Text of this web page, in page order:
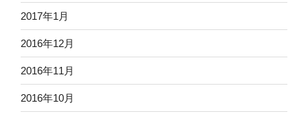
2017年1月
2016年12月
2016年11月
2016年10月